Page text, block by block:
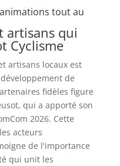
tout au
artisans qui
Cyclisme
artisans locaux est
de
fidèles figure
qui a apporté son
2026. Cette
acteurs
de l'importance
qui unit les